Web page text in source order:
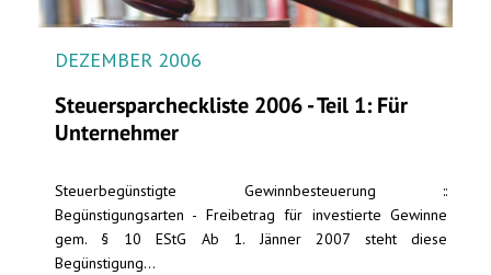
DEZEMBER 2006
Steuersparcheckliste 2006 - Teil 1: Für
Unternehmer
Steuerbegünstigte Gewinnbesteuerung ::
Begünstigungsarten - Freibetrag für investierte Gewinne
gem. § 10 EStG Ab 1. Jänner 2007 steht diese
Begünstigung...